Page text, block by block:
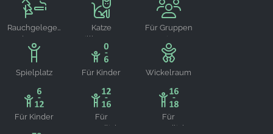
Rauchgelegenheit
draußen
Katze
willkommen
Für Gruppen
geeignet
Spielplatz
Für Kinder
geeignet
Wickelraum
Für Kinder
Für
Jugendliche
Für
Jugendliche
Google Analytics
_ga, _gid, _gac_gb_
Anbieter:
Erhebung von Statistiken zur Website-Nutzung